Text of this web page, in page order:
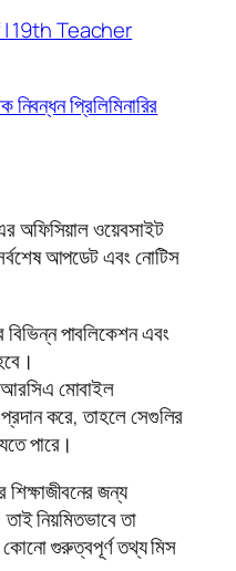
| 19th Teacher
প্রিলিমিনারির
অফিসিয়াল ওয়েবসাইট
আপডেট এবং নোটিস
পাবলিকেশন এবং
মোবাইল
করে, তাহলে সেগুলির
পারে।
জন্য
নিয়মিতভাবে তা
গুরুত্বপূর্ণ তথ্য মিস